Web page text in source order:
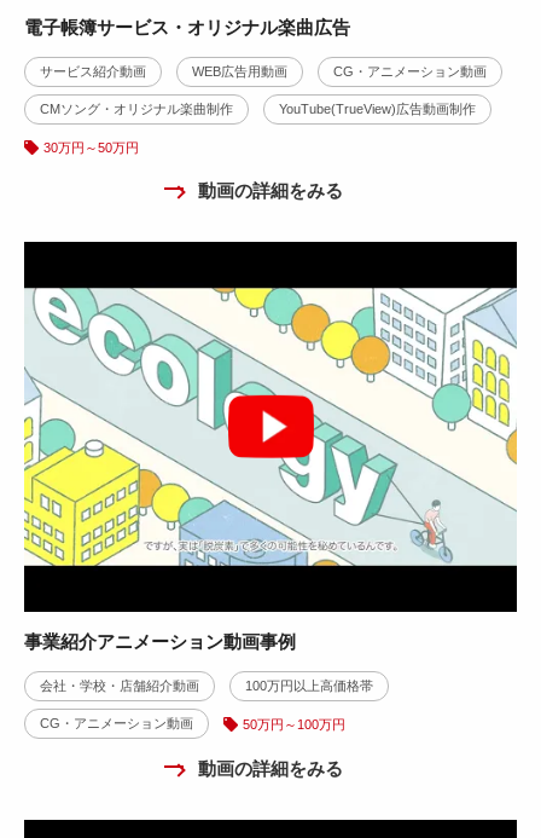
電子帳簿サービス・オリジナル楽曲広告
サービス紹介動画 WEB広告用動画 CG・アニメーション動画
CMソング・オリジナル楽曲制作 YouTube(TrueView)広告動画制作
30万円～50万円
動画の詳細をみる
事業紹介アニメーション動画事例
会社・学校・店舗紹介動画 100万円以上高価格帯
CG・アニメーション動画 50万円～100万円
動画の詳細をみる